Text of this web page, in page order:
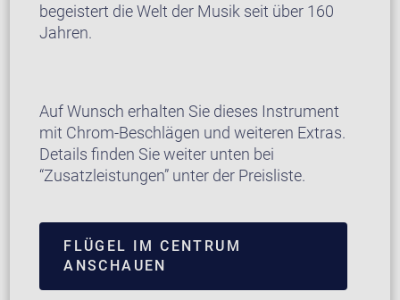
begeistert die Welt der Musik seit über 160
Jahren.
Auf Wunsch erhalten Sie dieses Instrument
mit Chrom-Beschlägen und weiteren Extras.
Details finden Sie weiter unten bei
“Zusatzleistungen” unter der Preisliste.
FLÜGEL IM CENTRUM
ANSCHAUEN